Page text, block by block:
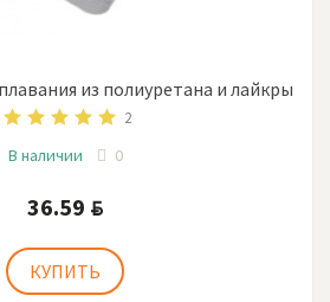
из полиуретана и лайкры
2
В наличии 0
36.59 BYN